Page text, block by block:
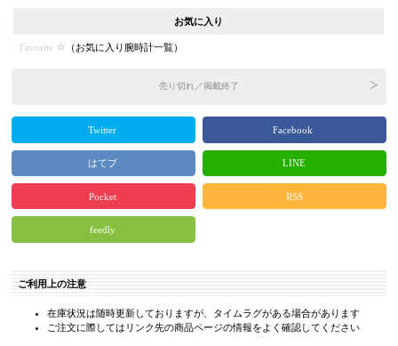
お気に入り
Favorite （お気に入り腕時計一覧）
売り切れ／掲載終了
Twitter Facebook
はてブ LINE
Pocket RSS
feedly
ご利用上の注意
在庫状況は随時更新しておりますが、タイムラグがある場合があります
ご注文に際してはリンク先の商品ページの情報をよく確認してください